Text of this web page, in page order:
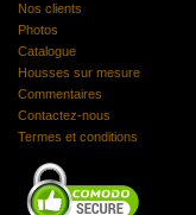
Nos clients
Photos
Catalogue
Housses sur mesure
Commentaires
Contactez-nous
Termes et conditions